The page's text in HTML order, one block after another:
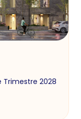
Trimestre 2028